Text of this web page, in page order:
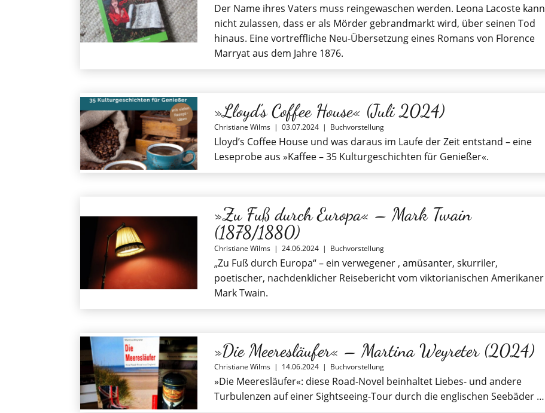
Der Name ihres Vaters muss reingewaschen werden. Leona Lacoste kann
nicht zulassen, dass er als Mörder gebrandmarkt wird, über seinen Tod
hinaus. Eine vortreffliche Neu-Übersetzung eines Romans von Florence
Marryat aus dem Jahre 1876.
»Lloyd’s Coffee House« (Juli 2024)
Christiane Wilms | 03.07.2024 | Buchvorstellung
Lloyd’s Coffee House und was daraus im Laufe der Zeit entstand – eine
Leseprobe aus »Kaffee – 35 Kulturgeschichten für Genießer«.
»Zu Fuß durch Europa« – Mark Twain
(1878/1880)
Christiane Wilms | 24.06.2024 | Buchvorstellung
„Zu Fuß durch Europa“ – ein verwegener , amüsanter, skurriler,
poetischer, nachdenklicher Reisebericht vom viktorianischen Amerikaner
Mark Twain.
»Die Meeresläufer« – Martina Weyreter (2024)
Christiane Wilms | 14.06.2024 | Buchvorstellung
»Die Meeresläufer«: diese Road-Novel beinhaltet Liebes- und andere
Turbulenzen auf einer Sightseeing-Tour durch die englischen Seebäder …